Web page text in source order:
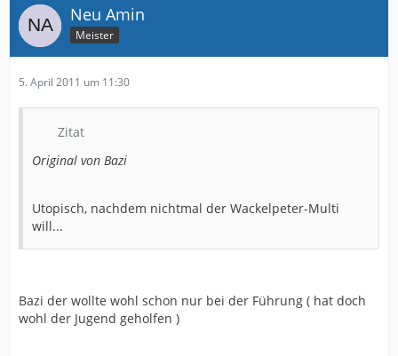
Neu Amin
Meister
5. April 2011 um 11:30
Zitat
Original von Bazi
Utopisch, nachdem nichtmal der Wackelpeter-Multi
will...
Bazi der wollte wohl schon nur bei der Führung ( hat doch
wohl der Jugend geholfen )